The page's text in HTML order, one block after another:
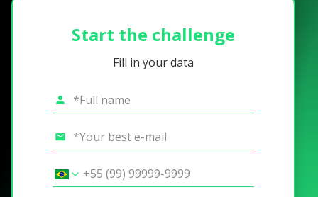
Start the challenge
Fill in your data